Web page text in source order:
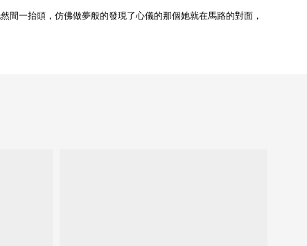
一抬頭，仿佛做夢般的發現了心儀的那個她就在馬路的對面，